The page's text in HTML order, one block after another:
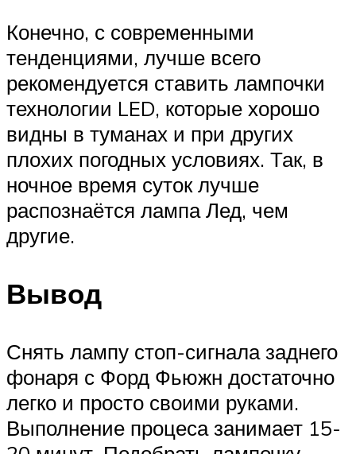
Конечно, с современными
тенденциями, лучше всего
рекомендуется ставить лампочки
технологии LED, которые хорошо
видны в туманах и при других
плохих погодных условиях. Так, в
ночное время суток лучше
распознаётся лампа Лед, чем
другие.
Вывод
Снять лампу стоп-сигнала заднего
фонаря с Форд Фьюжн достаточно
легко и просто своими руками.
Выполнение процеса занимает 15-